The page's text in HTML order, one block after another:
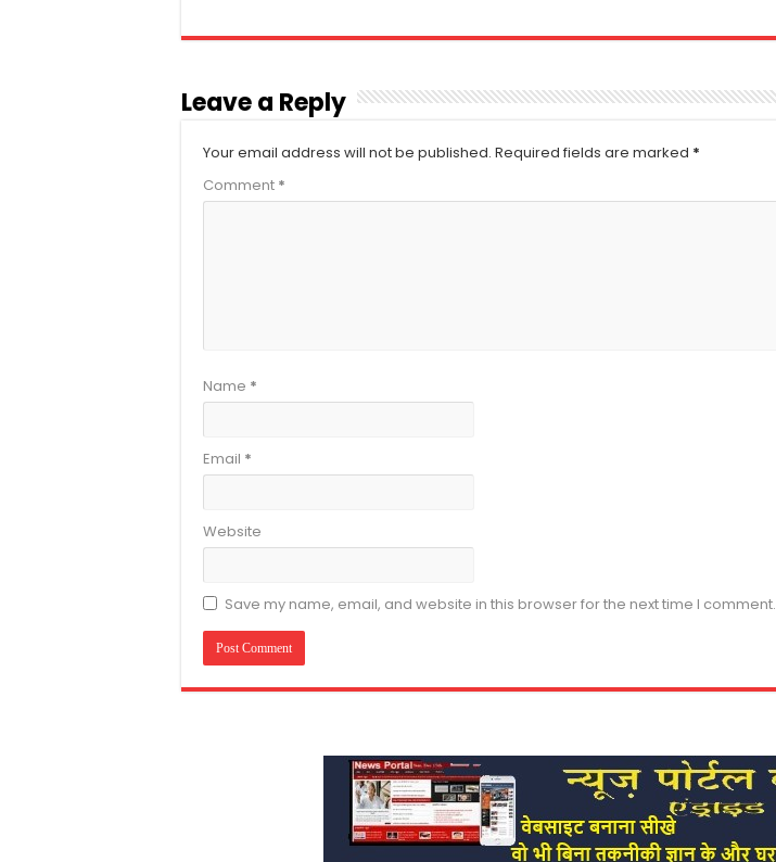
Leave a Reply
Your email address will not be published. Required fields are marked *
Comment *
Name *
Email *
Website
Save my name, email, and website in this browser for the next time I comment.